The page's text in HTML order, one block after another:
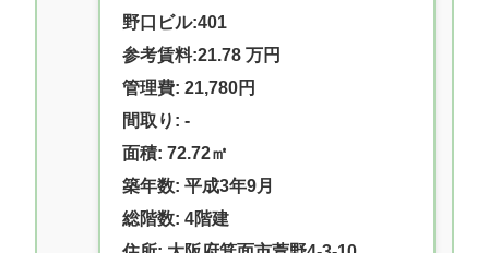
野口ビル:401
参考賃料:21.78 万円
管理費: 21,780円
間取り: -
面積: 72.72㎡
築年数: 平成3年9月
総階数: 4階建